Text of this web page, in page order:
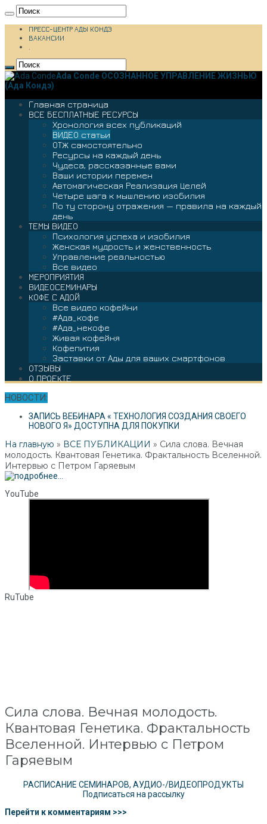
ПРЕСС-ЦЕНТР АДЫ КОНДЭ
ВАКАНСИИ
.
Ada Conde ОСОЗНАННОЕ УПРАВЛЕНИЕ ЖИЗНЬЮ
(Ада Кондэ)
Главная страница
ВСЕ БЕСПЛАТНЫЕ РЕСУРСЫ
Хронология всех публикаций
ВИДЕО статьи
ОТЖ самостоятельно
Ресурсы на каждый день
Чудеса, рассказанные вами
Ваши истории перемен
Автомагическая Реализация Целей
Четыре шага к мышлению изобилия
По ту сторону отражения — правила на каждый
день
ТЕМЫ ВИДЕО
Психология успеха и изобилия
Женская мудрость и женственность
Управление реальностью
Все видео
МЕРОПРИЯТИЯ
ВИДЕОСЕМИНАРЫ
КОФЕ С АДОЙ
Все видео кофейни
#Ада_кофе
#Ада_некофе
Живая кофейня
Кофепития
Заставки от Ады для ваших смартфонов
ОТЗЫВЫ
О ПРОЕКТЕ
НОВОСТИ:
ЗАПИСЬ ВЕБИНАРА « ТЕХНОЛОГИЯ СОЗДАНИЯ СВОЕГО
НОВОГО Я» ДОСТУПНА ДЛЯ ПОКУПКИ
На главную » ВСЕ ПУБЛИКАЦИИ » Сила слова. Вечная
молодость. Квантовая Генетика. Фрактальность Вселенной.
Интервью c Петром Гаряевым
YouTube
RuTube
Сила слова. Вечная молодость.
Квантовая Генетика. Фрактальность
Вселенной. Интервью c Петром
Гаряевым
РАСПИСАНИЕ СЕМИНАРОВ, АУДИО-/ВИДЕОПРОДУКТЫ
Подписаться на рассылку
Перейти к комментариям >>>